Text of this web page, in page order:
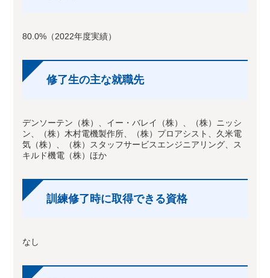
80.0%（2022年度実績）
修了生の主な就職先
デンソーテン（株）、イー・バレイ（株）、（株）ニッシ
ン、（株）木村電機製作所、（株）プロアシスト、久米電
気（株）、（株）スタッフサービスエンジニアリング、ス
キルド機電（株）ほか
訓練修了時に取得できる資格
なし